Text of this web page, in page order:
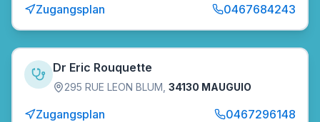
Zugangsplan 0467684243
Dr Eric Rouquette
295 RUE LEON BLUM 34130 MAUGUIO
Zugangsplan 0467296148